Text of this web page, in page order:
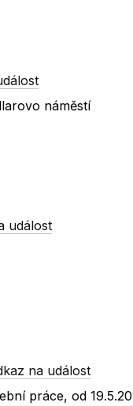
náměstí
událost
na událost
práce, od